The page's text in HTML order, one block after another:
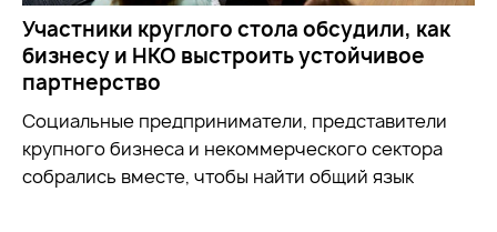
Участники круглого стола обсудили, как
бизнесу и НКО выстроить устойчивое
партнерство
Социальные предприниматели, представители
крупного бизнеса и некоммерческого сектора
собрались вместе, чтобы найти общий язык